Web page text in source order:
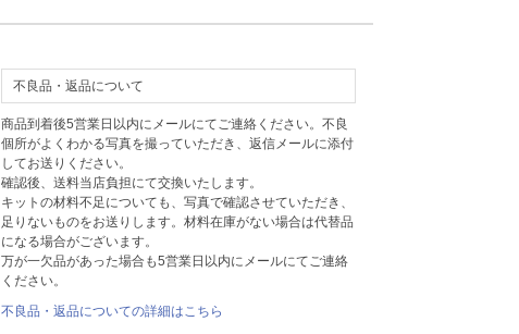
不良品・返品について
商品到着後5営業日以内にメールにてご連絡ください。不良
個所がよくわかる写真を撮っていただき、返信メールに添付
してお送りください。
確認後、送料当店負担にて交換いたします。
キットの材料不足についても、写真で確認させていただき、
足りないものをお送りします。材料在庫がない場合は代替品
になる場合がございます。
万が一欠品があった場合も5営業日以内にメールにてご連絡
ください。
不良品・返品についての詳細はこちら